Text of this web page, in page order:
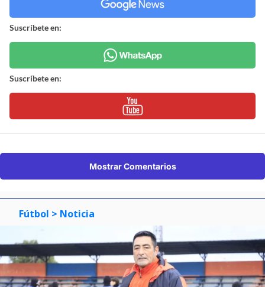
Suscríbete en:
Suscríbete en:
Mostrar Comentarios
Fútbol > Noticia